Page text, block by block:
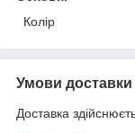
Колір
Умови доставки
Доставка